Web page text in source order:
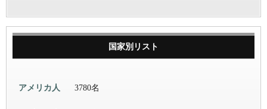
国家別リスト
アメリカ人 3780名